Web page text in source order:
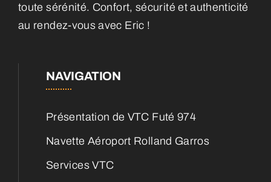
toute sérénité. Confort, sécurité et authenticité
au rendez-vous avec Eric !
NAVIGATION
Présentation de VTC Futé 974
Navette Aéroport Rolland Garros
Services VTC